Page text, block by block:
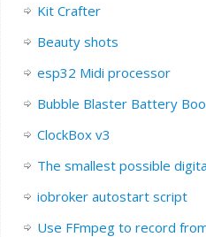
Kit Crafter
Beauty shots
esp32 Midi processor
Bubble Blaster Battery
ClockBox v3
The smallest possible
iobroker autostart script
Use FFmpeg to record